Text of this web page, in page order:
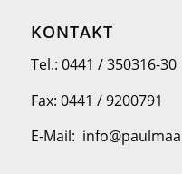
KONTAKT
Tel.: 0441 / 350316-30
Fax: 0441 / 9200791
E-Mail: